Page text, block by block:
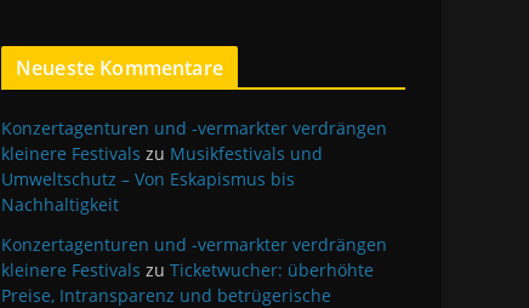
Neueste Kommentare
Konzertagenturen und -vermarkter verdrängen
kleinere Festivals zu Musikfestivals und
Umweltschutz – Von Eskapismus bis
Nachhaltigkeit
Konzertagenturen und -vermarkter verdrängen
kleinere Festivals zu Ticketwucher: überhöhte
Preise, Intransparenz und betrügerische